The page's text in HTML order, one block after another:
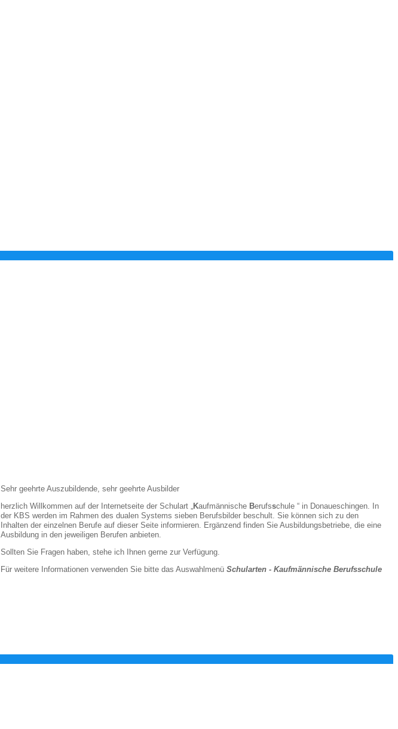
Sehr geehrte Auszubildende, sehr geehrte Ausbilder
herzlich Willkommen auf der Internetseite der Schulart „Kaufmännische Berufsschule “ in Donaueschingen. In
der KBS werden im Rahmen des dualen Systems sieben Berufsbilder beschult. Sie können sich zu den
Inhalten der einzelnen Berufe auf dieser Seite informieren. Ergänzend finden Sie Ausbildungsbetriebe, die eine
Ausbildung in den jeweiligen Berufen anbieten.
Sollten Sie Fragen haben, stehe ich Ihnen gerne zur Verfügung.
Für weitere Informationen verwenden Sie bitte das Auswahlmenü Schularten - Kaufmännische Berufsschule